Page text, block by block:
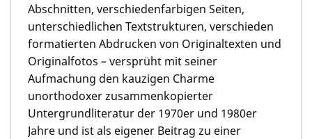
Abschnitten, verschiedenfarbigen Seiten,
unterschiedlichen Textstrukturen, verschieden
formatierten Abdrucken von Originaltexten und
Originalfotos – versprüht mit seiner
Aufmachung den kauzigen Charme
unorthodoxer zusammenkopierter
Untergrundliteratur der 1970er und 1980er
Jahre und ist als eigener Beitrag zu einer